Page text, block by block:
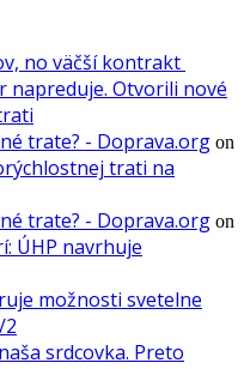
no väčší kontrakt
napreduje. Otvorili nové
trate? - Doprava.org on
trati na
trate? - Doprava.org on
ÚHP navrhuje
možnosti svetelne
2
srdcovka. Preto